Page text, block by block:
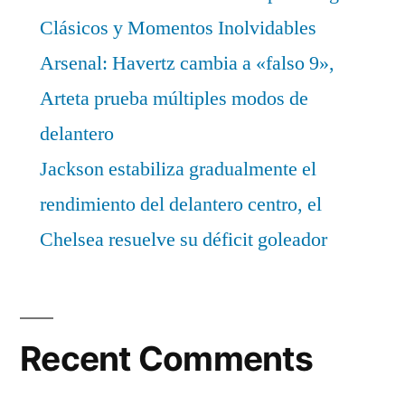
Clásicos y Momentos Inolvidables
Arsenal: Havertz cambia a «falso 9»,
Arteta prueba múltiples modos de
delantero
Jackson estabiliza gradualmente el
rendimiento del delantero centro, el
Chelsea resuelve su déficit goleador
Recent Comments